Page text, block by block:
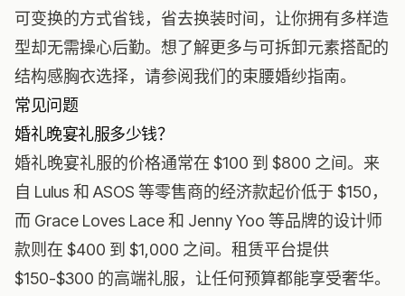
可变换的方式省钱，省去换装时间，让你拥有多样造
型却无需操心后勤。想了解更多与可拆卸元素搭配的
结构感胸衣选择，请参阅我们的束腰婚纱指南。
常见问题
婚礼晚宴礼服多少钱？
婚礼晚宴礼服的价格通常在 $100 到 $800 之间。来
自 Lulus 和 ASOS 等零售商的经济款起价低于 $150，
而 Grace Loves Lace 和 Jenny Yoo 等品牌的设计师
款则在 $400 到 $1,000 之间。租赁平台提供
$150-$300 的高端礼服，让任何预算都能享受奢华。